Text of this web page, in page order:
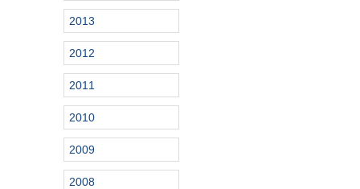
2013
2012
2011
2010
2009
2008